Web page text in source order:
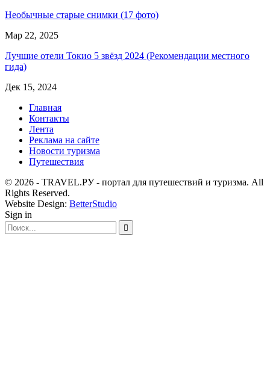
Необычные старые снимки (17 фото)
Мар 22, 2025
Лучшие отели Токио 5 звёзд 2024 (Рекомендации местного
гида)
Дек 15, 2024
Главная
Контакты
Лента
Реклама на сайте
Новости туризма
Путешествия
© 2026 - TRAVEL.РУ - портал для путешествий и туризма. All
Rights Reserved.
Website Design: BetterStudio
Sign in